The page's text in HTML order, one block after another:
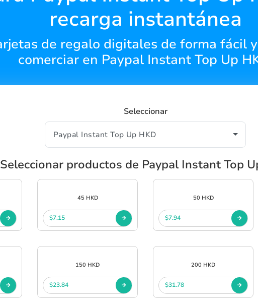
recarga instantánea
de regalo digitales de forma fácil
comerciar en Paypal Instant Top Up
Seleccionar
Seleccionar productos de Paypal Instant Top
45 HKD
$7.15
50 HKD
$7.94
150 HKD
$23.84
200 HKD
$31.78